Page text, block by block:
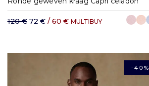
120 € 72 € / 60 € MULTIBUY
-40%